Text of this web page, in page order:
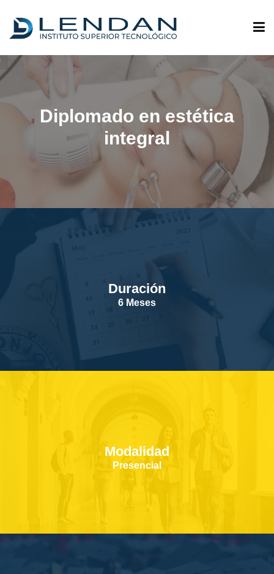
QUIÉNES SOMOS
OFERTA ACADÉMICA
Diplomado en estética
integral
Duración
6 Meses
Modalidad
Presencial